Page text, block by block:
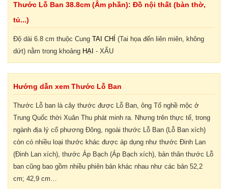
Thước Lỗ Ban 38.8cm (Âm phần): Đồ nội thất (bàn thờ,
tủ...)
Độ dài 6.8 cm thuộc Cung TAI CHÍ (Tai họa đến liên miên, không
dứt) nằm trong khoảng HẠI - XẤU
Hướng dẫn xem Thước Lỗ Ban
Thước Lỗ ban là cây thước được Lỗ Ban, ông Tổ nghề mộc ở
Trung Quốc thời Xuân Thu phát minh ra. Nhưng trên thực tế, trong
ngành địa lý cổ phương Đông, ngoài thước Lỗ Ban (Lỗ Ban xích)
còn có nhiều loại thước khác được áp dụng như thước Đinh Lan
(Đinh Lan xích), thước Áp Bạch (Áp Bạch xích), bản thân thước Lỗ
ban cũng bao gồm nhiều phiên bản khác nhau như các bản 52,2
cm; 42,9 cm…